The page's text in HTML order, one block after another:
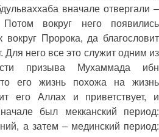
вначале отвергали –
вокруг него появились
вокруг Пророка, да благословит
Для него все это служит одним из
призыва Мухаммада ибн
его жизнь похожа на жизнь
его Аллах и приветствует, и
был мекканский период:
а затем – мединский период: